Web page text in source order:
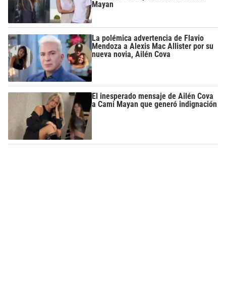
Mayan
La polémica advertencia de Flavio
Mendoza a Alexis Mac Allister por su
nueva novia, Ailén Cova
El inesperado mensaje de Ailén Cova
a Cami Mayan que generó indignación